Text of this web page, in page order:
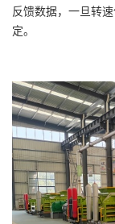
反馈数据，一旦转
定。